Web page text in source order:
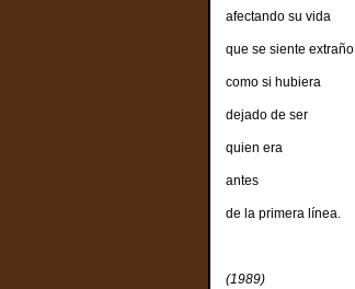
afectando su vida
que se siente extraño
como si hubiera
dejado de ser
quien era
antes
de la primera línea.
(1989)